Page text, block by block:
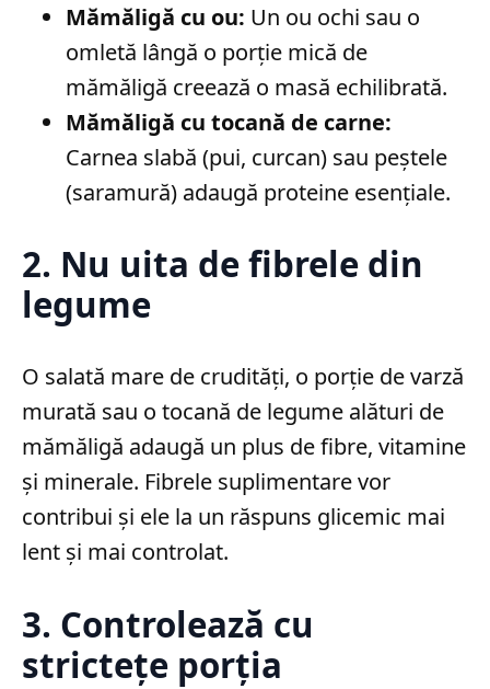
Mămăligă cu ou: Un ou ochi sau o
omletă lângă o porție mică de
mămăligă creează o masă echilibrată.
Mămăligă cu tocană de carne:
Carnea slabă (pui, curcan) sau peștele
(saramură) adaugă proteine esențiale.
2. Nu uita de fibrele din
legume
O salată mare de crudități, o porție de varză
murată sau o tocană de legume alături de
mămăligă adaugă un plus de fibre, vitamine
și minerale. Fibrele suplimentare vor
contribui și ele la un răspuns glicemic mai
lent și mai controlat.
3. Controlează cu
strictețe porția